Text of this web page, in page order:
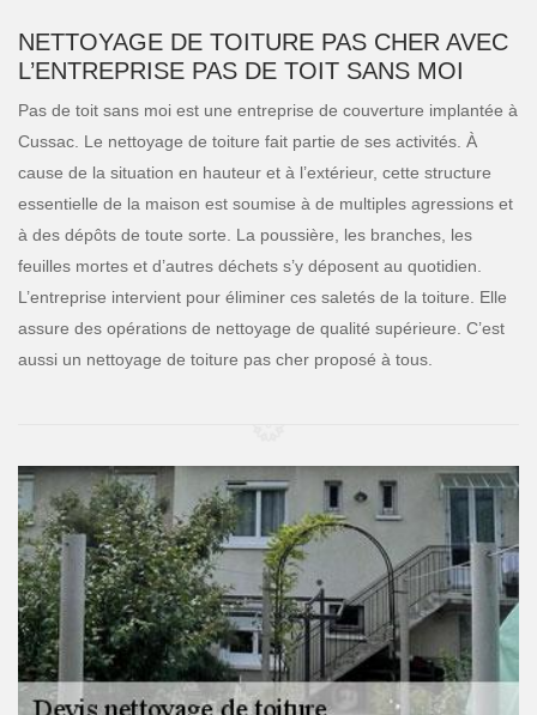
NETTOYAGE DE TOITURE PAS CHER AVEC
L’ENTREPRISE PAS DE TOIT SANS MOI
Pas de toit sans moi est une entreprise de couverture implantée à
Cussac. Le nettoyage de toiture fait partie de ses activités. À
cause de la situation en hauteur et à l’extérieur, cette structure
essentielle de la maison est soumise à de multiples agressions et
à des dépôts de toute sorte. La poussière, les branches, les
feuilles mortes et d’autres déchets s’y déposent au quotidien.
L’entreprise intervient pour éliminer ces saletés de la toiture. Elle
assure des opérations de nettoyage de qualité supérieure. C’est
aussi un nettoyage de toiture pas cher proposé à tous.